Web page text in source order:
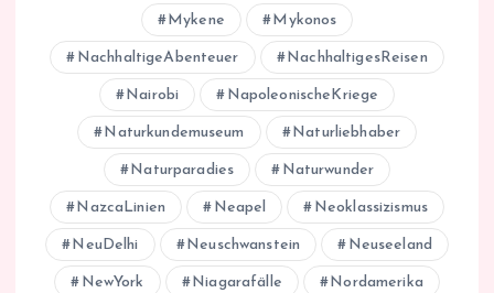
Mykene Mykonos
NachhaltigeAbenteuer NachhaltigesReisen
Nairobi NapoleonischeKriege
Naturkundemuseum Naturliebhaber
Naturparadies Naturwunder
NazcaLinien Neapel Neoklassizismus
NeuDelhi Neuschwanstein Neuseeland
NewYork Niagarafälle Nordamerika